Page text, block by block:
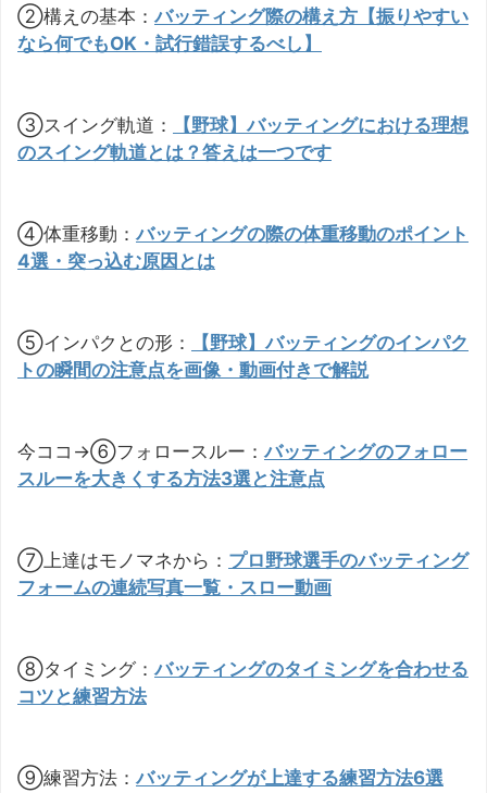
②構えの基本：バッティング際の構え方【振りやすい
なら何でもOK・試行錯誤するべし】
③スイング軌道：
【野球】バッティングにおける理想
のスイング軌道とは？答えは一つです
④体重移動：バッティングの際の体重移動のポイント
4選・突っ込む原因とは
⑤インパクとの形：
【野球】バッティングのインパク
トの瞬間の注意点を画像・動画付きで解説
今ココ→⑥フォロースルー：バッティングのフォロー
スルーを大きくする方法3選と注意点
⑦上達はモノマネから： プロ野球選手のバッティング
フォームの連続写真一覧・スロー動画
⑧タイミング：バッティングのタイミングを合わせる
コツと練習方法
⑨練習方法：バッティングが上達する練習方法6選